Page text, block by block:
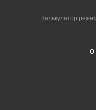
Калькулятор
О